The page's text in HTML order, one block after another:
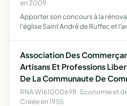
en 2009
Apporter son concours à la
l'église Saint André de Ruffec et
Association Des
Artisans Et Professions
De La Communaute De
RNA W161000698 · Economie et
Créée en 1955